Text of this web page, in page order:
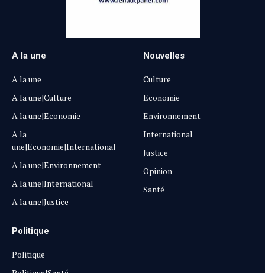
A la une
A la une
A la une|Culture
A la une|Economie
A la
une|Economie|International
A la une|Environnement
A la une|International
A la une|Justice
Nouvelles
Culture
Economie
Environnement
International
Justice
Opinion
Santé
Politique
Politique